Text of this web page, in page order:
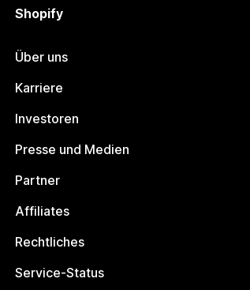
Shopify
Über uns
Karriere
Investoren
Presse und Medien
Partner
Affiliates
Rechtliches
Service-Status